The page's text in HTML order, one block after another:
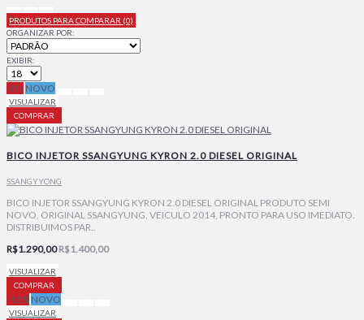
PRODUTOS PARA COMPARAR (0)
ORGANIZAR POR:
EXIBIR:
-8% NOVO
VISUALIZAR
COMPRAR
BICO INJETOR SSANGYUNG KYRON 2.0 DIESEL ORIGINAL
SSANGYYONG
BICO INJETOR SSANGYUNG KYRON 2.0 DIESEL ORIGINAL PRODUTO SEMI
NOVO, ORIGINAL SSANGYUNG, VEICULO 2014, PRONTO PARA USO IMEDIATO.
DISTRIBUIMOS PAR..
R$1.290,00 R$1.400,00
VISUALIZAR
COMPRAR
-12% NOVO
VISUALIZAR